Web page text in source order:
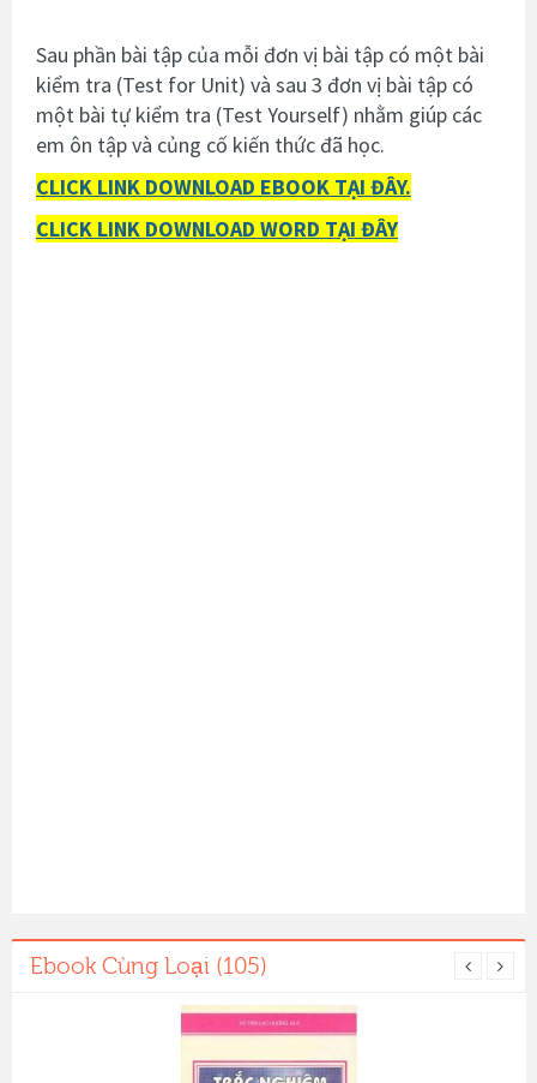
Sau phần bài tập của mỗi đơn vị bài tập có một bài
kiểm tra (Test for Unit) và sau 3 đơn vị bài tập có
một bài tự kiểm tra (Test Yourself) nhằm giúp các
em ôn tập và củng cố kiến thức đã học.
CLICK LINK DOWNLOAD EBOOK TẠI ĐÂY.
CLICK LINK DOWNLOAD WORD TẠI ĐÂY
Ebook Cùng Loại (105)